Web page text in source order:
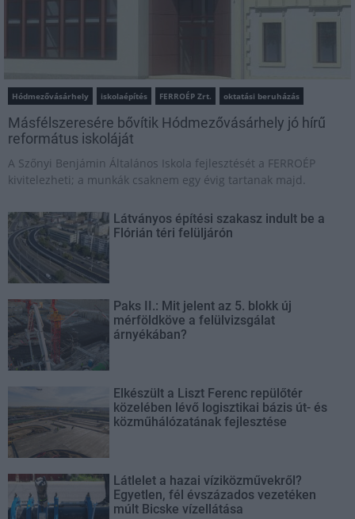
Hódmezővásárhely iskolaépítés FERROÉP Zrt. oktatási beruházás
Másfélszeresére bővítik Hódmezővásárhely jó hírű
református iskoláját
A Szőnyi Benjámin Általános Iskola fejlesztését a FERROÉP
kivitelezheti; a munkák csaknem egy évig tartanak majd.
Látványos építési szakasz indult be a
Flórián téri felüljárón
Paks II.: Mit jelent az 5. blokk új
mérföldköve a felülvizsgálat
árnyékában?
Elkészült a Liszt Ferenc repülőtér
közelében lévő logisztikai bázis út- és
közműhálózatának fejlesztése
Látlelet a hazai víziközművekről?
Egyetlen, fél évszázados vezetéken
múlt Bicske vízellátása